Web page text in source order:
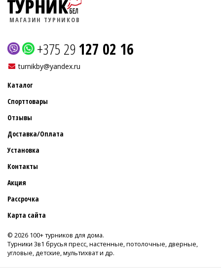
МАГАЗИН ТУРНИКОВ
+375 29127 02 16
turnikby@yandex.ru
Каталог
Спорттовары
Отзывы
Доставка/Оплата
Установка
Контакты
Акция
Рассрочка
Карта сайта
© 2026 100+ турников для дома.
Турники 3в1 брусья пресс, настенные, потолочные, дверные,
угловые, детские, мультихват и др.